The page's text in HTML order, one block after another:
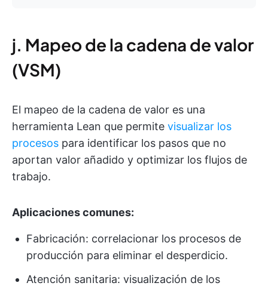
j. Mapeo de la cadena de valor
(VSM)
El mapeo de la cadena de valor es una
herramienta Lean que permite visualizar los
procesos para identificar los pasos que no
aportan valor añadido y optimizar los flujos de
trabajo.
Aplicaciones comunes:
Fabricación: correlacionar los procesos de
producción para eliminar el desperdicio.
Atención sanitaria: visualización de los